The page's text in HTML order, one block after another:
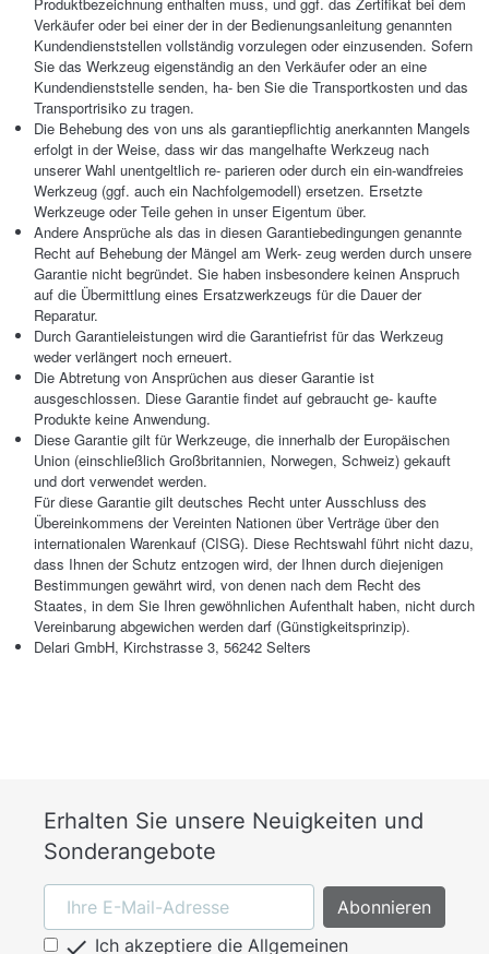
Verkäufer oder bei einer der in der Bedienungsanleitung genannten
Kundendienststellen vollständig vorzulegen oder einzusenden. Sofern
Sie das Werkzeug eigenständig an den Verkäufer oder an eine
Kundendienststelle senden, ha- ben Sie die Transportkosten und das
Transportrisiko zu tragen.
Die Behebung des von uns als garantiepflichtig anerkannten Mangels
erfolgt in der Weise, dass wir das mangelhafte Werkzeug nach
unserer Wahl unentgeltlich re- parieren oder durch ein ein-wandfreies
Werkzeug (ggf. auch ein Nachfolgemodell) ersetzen. Ersetzte
Werkzeuge oder Teile gehen in unser Eigentum über.
Andere Ansprüche als das in diesen Garantiebedingungen genannte
Recht auf Behebung der Mängel am Werk- zeug werden durch unsere
Garantie nicht begründet. Sie haben insbesondere keinen Anspruch
auf die Übermittlung eines Ersatzwerkzeugs für die Dauer der
Reparatur.
Durch Garantieleistungen wird die Garantiefrist für das Werkzeug
weder verlängert noch erneuert.
Die Abtretung von Ansprüchen aus dieser Garantie ist
ausgeschlossen. Diese Garantie findet auf gebraucht ge- kaufte
Produkte keine Anwendung.
Diese Garantie gilt für Werkzeuge, die innerhalb der Europäischen
Union (einschließlich Großbritannien, Norwegen, Schweiz) gekauft
und dort verwendet werden.
Für diese Garantie gilt deutsches Recht unter Ausschluss des
Übereinkommens der Vereinten Nationen über Verträge über den
internationalen Warenkauf (CISG). Diese Rechtswahl führt nicht dazu,
dass Ihnen der Schutz entzogen wird, der Ihnen durch diejenigen
Bestimmungen gewährt wird, von denen nach dem Recht des
Staates, in dem Sie Ihren gewöhnlichen Aufenthalt haben, nicht durch
Vereinbarung abgewichen werden darf (Günstigkeitsprinzip).
Delari GmbH, Kirchstrasse 3, 56242 Selters
Erhalten Sie unsere Neuigkeiten und
Sonderangebote
 Ich akzeptiere die Allgemeinen